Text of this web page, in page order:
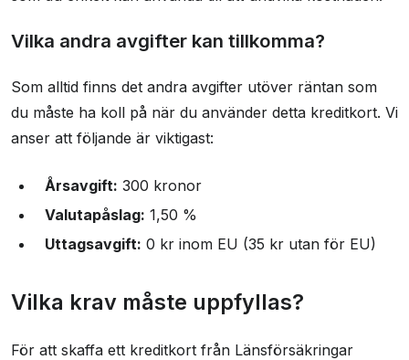
Vilka andra avgifter kan tillkomma?
Som alltid finns det andra avgifter utöver räntan som
du måste ha koll på när du använder detta kreditkort. Vi
anser att följande är viktigast:
Årsavgift: 300 kronor
Valutapåslag: 1,50 %
Uttagsavgift: 0 kr inom EU (35 kr utan för EU)
Vilka krav måste uppfyllas?
För att skaffa ett kreditkort från Länsförsäkringar